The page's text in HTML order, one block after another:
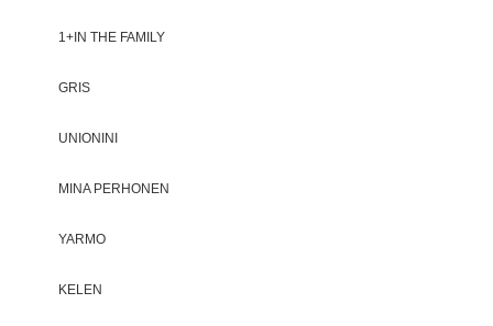
1+IN THE FAMILY
GRIS
UNIONINI
MINA PERHONEN
YARMO
KELEN